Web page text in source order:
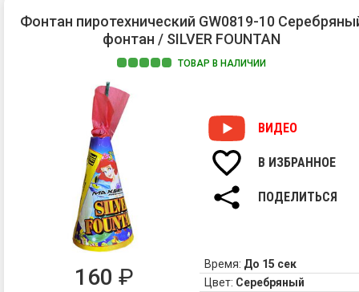
Фонтан пиротехнический GW0819-10
фонтан / SILVER FOUNTAN
ТОВАР В НАЛИЧИИ
ВИДЕО
В ИЗБРАННОЕ
ПОДЕЛИТЬСЯ
160 ₽ Время: До 15 сек
Цвет: Серебряный